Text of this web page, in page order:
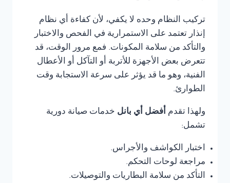
تركيب النظام وحده لا يكفي، لأن كفاءة أي نظام
إنذار تعتمد على الاستمرارية في الفحص والاختبار
والتأكد من سلامة المكونات. فمع مرور الوقت، قد
تتعرض بعض الأجهزة للأتربة أو التآكل أو الأعطال
الفنية، وهو ما قد يؤثر على سرعة الاستجابة وقت
الطوارئ.
ولهذا تقدم أفضل أي بانل خدمات صيانة دورية
تشمل:
اختبار الكواشف والأجراس.
مراجعة لوحات التحكم.
التأكد من سلامة البطاريات والتوصيلات.